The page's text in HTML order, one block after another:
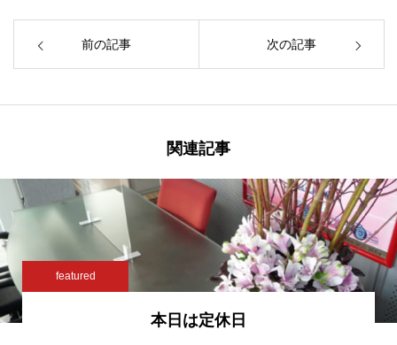
前の記事 次の記事
関連記事
featured
本日は定休日